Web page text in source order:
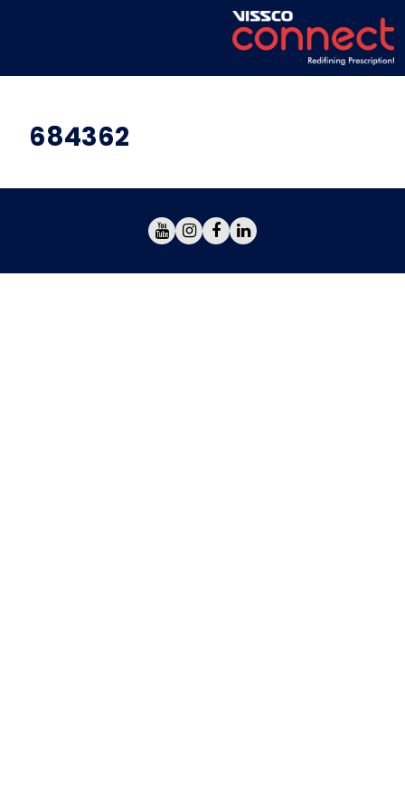
684362